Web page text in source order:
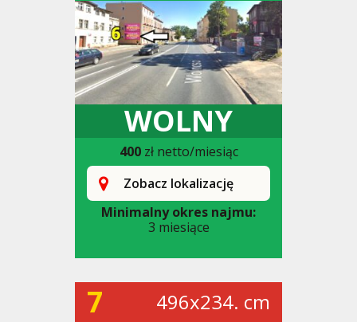
WOLNY
400zł netto/miesiąc
Zobacz lokalizację
Minimalny okres najmu:
3 miesiące
7 496x234. cm